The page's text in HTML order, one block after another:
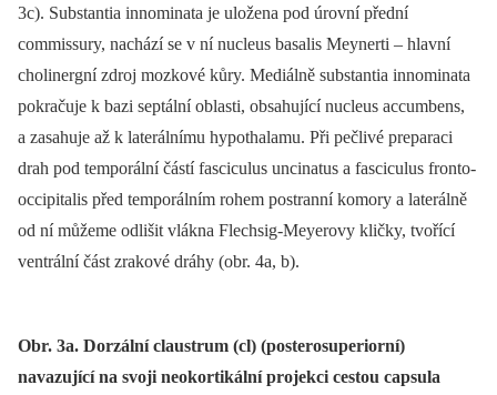
3c). Substantia innominata je uložena pod úrovní přední
commissury, nachází se v ní nucleus basalis Meynerti –⁠ hlavní
cholinergní zdroj mozkové kůry. Mediálně substantia innominata
pokračuje k bazi septální oblasti, obsahující nucleus accumbens,
a zasahuje až k laterálnímu hypothalamu. Při pečlivé preparaci
drah pod temporální částí fasciculus uncinatus a fasciculus fronto-
occipitalis před temporálním rohem postranní komory a laterálně
od ní můžeme odlišit vlákna Flechsig-Meyerovy kličky, tvořící
ventrální část zrakové dráhy (obr. 4a, b).
Obr. 3a. Dorzální claustrum (cl) (posterosuperiorní)
navazující na svoji neokortikální projekci cestou capsula